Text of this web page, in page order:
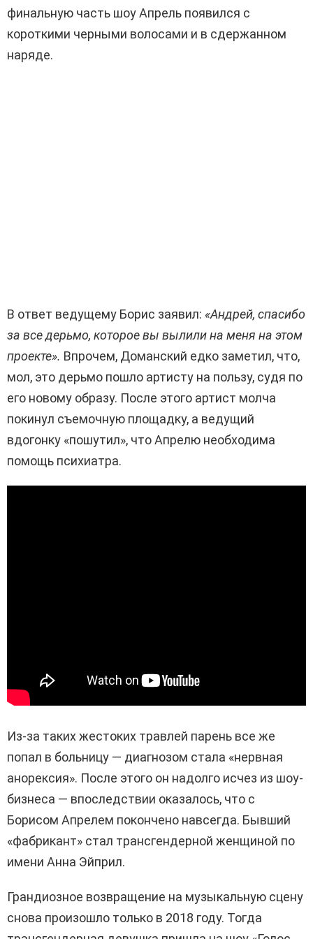
финальную часть шоу Апрель появился с
короткими черными волосами и в сдержанном
наряде.
В ответ ведущему Борис заявил: «Андрей, спасибо
за все дерьмо, которое вы вылили на меня на этом
проекте». Впрочем, Доманский едко заметил, что,
мол, это дерьмо пошло артисту на пользу, судя по
его новому образу. После этого артист молча
покинул съемочную площадку, а ведущий
вдогонку «пошутил», что Апрелю необходима
помощь психиатра.
Из-за таких жестоких травлей парень все же
попал в больницу — диагнозом стала «нервная
анорексия». После этого он надолго исчез из шоу-
бизнеса — впоследствии оказалось, что с
Борисом Апрелем покончено навсегда. Бывший
«фабрикант» стал трансгендерной женщиной по
имени Анна Эйприл.
Грандиозное возвращение на музыкальную сцену
снова произошло только в 2018 году. Тогда